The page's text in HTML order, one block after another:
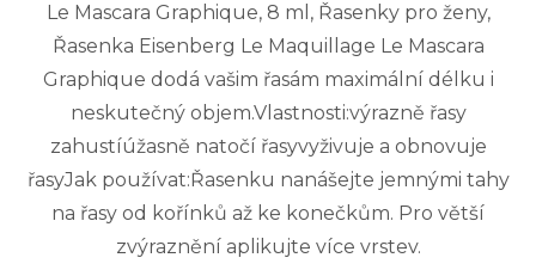
Le Mascara Graphique, 8 ml, Řasenky pro ženy,
Řasenka Eisenberg Le Maquillage Le Mascara
Graphique dodá vašim řasám maximální délku i
neskutečný objem.Vlastnosti:výrazně řasy
zahustíúžasně natočí řasyvyživuje a obnovuje
řasyJak používat:Řasenku nanášejte jemnými tahy
na řasy od kořínků až ke konečkům. Pro větší
zvýraznění aplikujte více vrstev.